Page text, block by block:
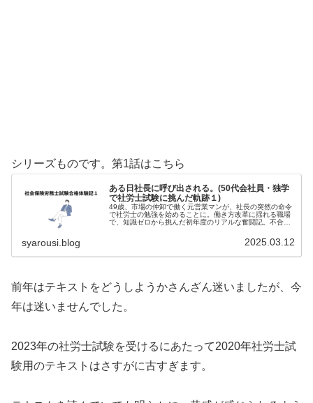
シリーズものです。第1話はこちら
ある日社長に呼び出される。(50代会社員・独学
で社労士試験に挑んだ軌跡１)
49歳、市場の仲卸で働く元営業マンが、社長の突然の命令
で社労士の勉強を始めることに。働き方改革に揺れる職場
で、知識ゼロから挑んだ初年度のリアルな奮闘記。不合格
syarousi.blog 2025.03.12
前年はテキストをどうしようかさんざん迷いましたが、今
年は迷いませんでした。
2023年の社労士試験を受けるにあたって2020年社労士試
験用のテキストはさすがに古すぎます。